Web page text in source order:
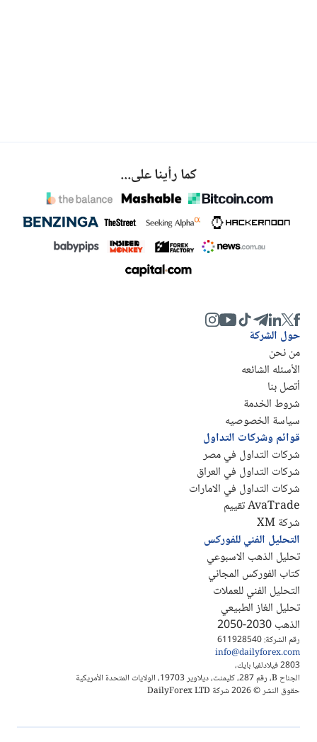
كما رأينا على...
رقم الشركة: 611928540
info@dailyforex.com
2803 فيلادلفيا بايك،
الجناح B، رقم 287، كليمنت، ديلاوير 19703، الولايات المتحدة الأمريكية
حقوق النشر © 2026 شركة DailyForex LTD
حول الشركة
من نحن
الأسئله الشائعه
أتصل بنا
شروط الخدمة
سياسة الخصوصيه
قوائم وشركات التداول
شركات التداول في مصر
شركات التداول في العراق
شركات التداول في الامارات
AvaTrade تقييم
شركة XM
التحليل الفني للفوركس
تحليل الذهب الاسبوعي
كتاب الفوركس المجاني
التحليل الفني للعملات
تحليل الغاز الطبيعي
الذهب 2030-2050